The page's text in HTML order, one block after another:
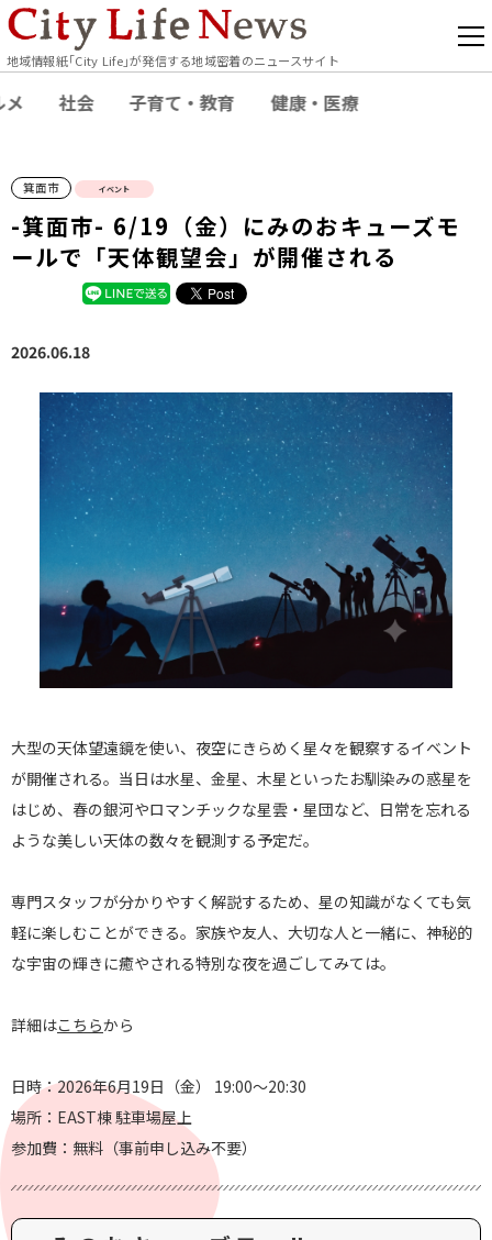
地域情報紙｢City Life｣が発信する地域密着のニュースサイト
メ 社会 子育て・教育 健康・医療
箕面市 イベント
-箕面市- 6/19（金）にみのおキューズモ
ールで「天体観望会」が開催される
2026.06.18
大型の天体望遠鏡を使い、夜空にきらめく星々を観察するイベント
が開催される。当日は水星、金星、木星といったお馴染みの惑星を
はじめ、春の銀河やロマンチックな星雲・星団など、日常を忘れる
ような美しい天体の数々を観測する予定だ。
専門スタッフが分かりやすく解説するため、星の知識がなくても気
軽に楽しむことができる。家族や友人、大切な人と一緒に、神秘的
な宇宙の輝きに癒やされる特別な夜を過ごしてみては。
詳細はこちらから
日時：2026年6月19日（金） 19:00～20:30
場所：EAST棟 駐車場屋上
参加費：無料（事前申し込み不要）